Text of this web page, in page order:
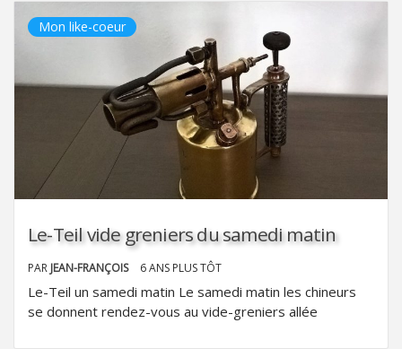
Mon like-coeur
Le-Teil vide greniers du samedi matin
PAR JEAN-FRANÇOIS 6 ANS PLUS TÔT
Le-Teil un samedi matin Le samedi matin les chineurs
se donnent rendez-vous au vide-greniers allée